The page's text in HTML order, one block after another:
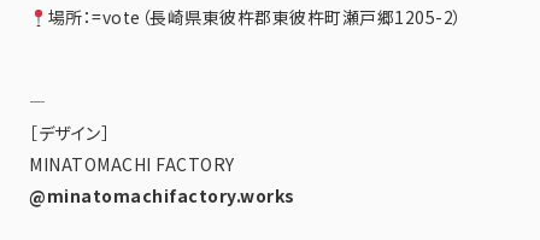
場所：=vote（長崎県東彼杵郡東彼杵町瀬戸郷1205-2）
—
［デザイン］
MINATOMACHI FACTORY
@minatomachifactory.works